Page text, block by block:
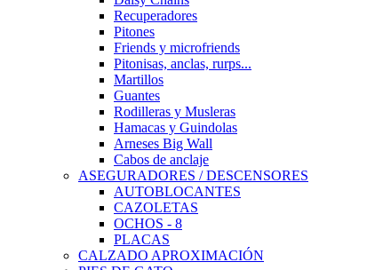
Recuperadores
Pitones
Friends y microfriends
Pitonisas, anclas, rurps...
Martillos
Guantes
Rodilleras y Musleras
Hamacas y Guindolas
Arneses Big Wall
Cabos de anclaje
ASEGURADORES / DESCENSORES
AUTOBLOCANTES
CAZOLETAS
OCHOS - 8
PLACAS
CALZADO APROXIMACIÓN